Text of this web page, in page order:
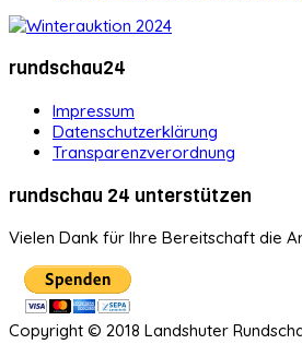
rundschau24
Impressum
Datenschutzerklärung
Transparenzverordnung
rundschau 24 unterstützen
Vielen Dank für Ihre Bereitschaft die
Copyright © 2018 Landshuter